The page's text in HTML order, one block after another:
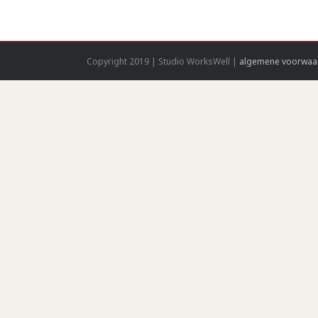
Copyright 2019 | Studio WorksWell | algemene